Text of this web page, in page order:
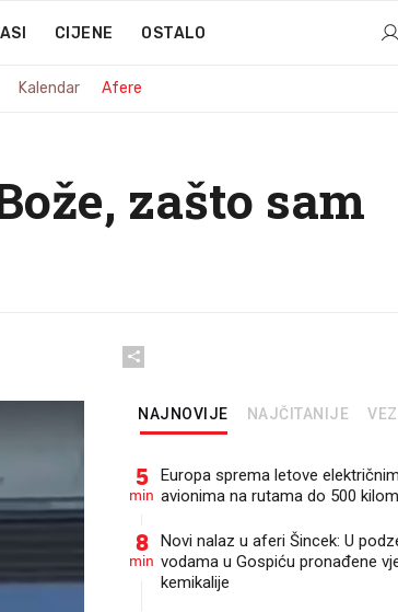
CIJENE OSTALO
Kalendar Afere
zašto sam
NAJNOVIJE NAJČITANIJE
5
min
Europa sprema letove električnim
avionima na rutama do 500
8
min
Novi nalaz u aferi Šincek: U
vodama u Gospiću pronađene
kemikalije